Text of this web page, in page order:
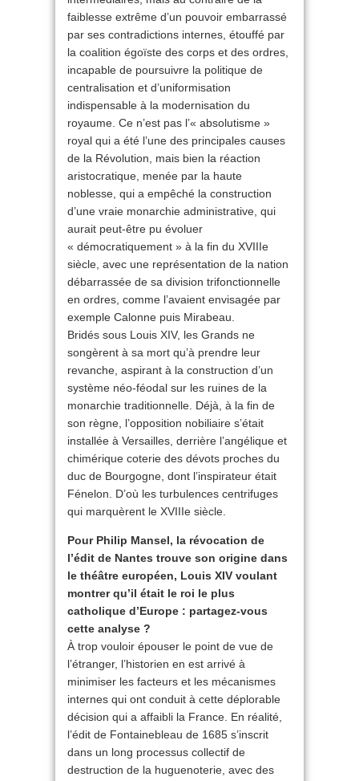
faiblesse extrême d’un pouvoir embarrassé
par ses contradictions internes, étouffé par
la coalition égoïste des corps et des ordres,
incapable de poursuivre la politique de
centralisation et d’uniformisation
indispensable à la modernisation du
royaume. Ce n’est pas l’« absolutisme »
royal qui a été l’une des principales causes
de la Révolution, mais bien la réaction
aristocratique, menée par la haute
noblesse, qui a empêché la construction
d’une vraie monarchie administrative, qui
aurait peut-être pu évoluer
« démocratiquement » à la fin du XVIIIe
siècle, avec une représentation de la nation
débarrassée de sa division trifonctionnelle
en ordres, comme l’avaient envisagée par
exemple Calonne puis Mirabeau.
Bridés sous Louis XIV, les Grands ne
songèrent à sa mort qu’à prendre leur
revanche, aspirant à la construction d’un
système néo-féodal sur les ruines de la
monarchie traditionnelle. Déjà, à la fin de
son règne, l’opposition nobiliaire s’était
installée à Versailles, derrière l’angélique et
chimérique coterie des dévots proches du
duc de Bourgogne, dont l’inspirateur était
Fénelon. D’où les turbulences centrifuges
qui marquèrent le XVIIIe siècle.
Pour Philip Mansel, la révocation de
l’édit de Nantes trouve son origine dans
le théâtre européen, Louis XIV voulant
montrer qu’il était le roi le plus
catholique d’Europe : partagez-vous
cette analyse ?
À trop vouloir épouser le point de vue de
l’étranger, l’historien en est arrivé à
minimiser les facteurs et les mécanismes
internes qui ont conduit à cette déplorable
décision qui a affaibli la France. En réalité,
l’édit de Fontainebleau de 1685 s’inscrit
dans un long processus collectif de
destruction de la huguenoterie, avec des